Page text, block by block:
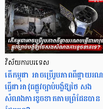
វិស័យការបរទេស
តើកម្ពុជា អាចប្រើរូបភាពពីផ្កាយរ
ធ្វើជាអាវុធផ្លូវច្បាប់បង្ខំឱ្យថៃ សង
សំណងការខូចខាតតាមព្រំដែនបាន